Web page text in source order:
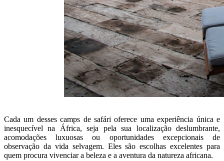
Cada um desses camps de safári oferece uma experiência única e
inesquecível na África, seja pela sua localização deslumbrante,
acomodações luxuosas ou oportunidades excepcionais de
observação da vida selvagem. Eles são escolhas excelentes para
quem procura vivenciar a beleza e a aventura da natureza africana.